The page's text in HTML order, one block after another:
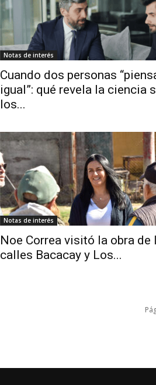
Notas de interés
Cuando dos personas
igual”: qué revela la ciencia
los...
Notas de interés
Noe Correa visitó la obra de
calles Bacacay y Los...